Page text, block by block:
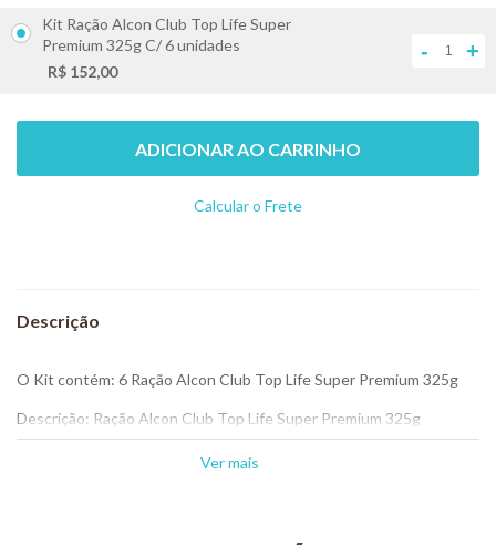
Kit Ração Alcon Club Top Life Super
Premium 325g C/ 6 unidades
R$ 152,00
- +
ADICIONAR AO CARRINHO
Calcular o Frete
Não sei meu CEP
O Kit contém: 6 Ração Alcon Club Top Life Super Premium 325g
Descrição: Ração Alcon Club Top Life Super Premium 325g
É um alimento extrusado completo para os períodos de maior
Viagens, mudança de local, excesso de ruídos e doenças são
Ver mais